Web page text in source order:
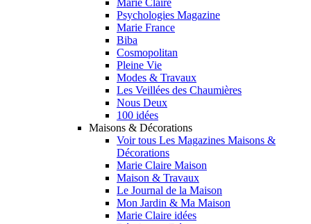
Marie Claire
Psychologies Magazine
Marie France
Biba
Cosmopolitan
Pleine Vie
Modes & Travaux
Les Veillées des Chaumières
Nous Deux
100 idées
Maisons & Décorations
Voir tous Les Magazines Maisons &
Décorations
Marie Claire Maison
Maison & Travaux
Le Journal de la Maison
Mon Jardin & Ma Maison
Marie Claire idées